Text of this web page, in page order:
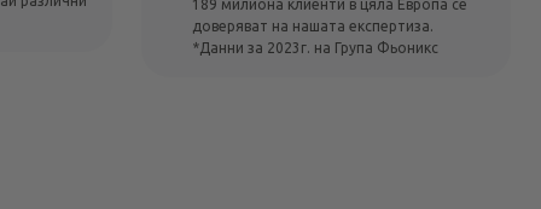
189 милиона клиенти в цяла Европа се
доверяват на нашата експертиза.
*Данни за 2023г. на Група Фьоникс